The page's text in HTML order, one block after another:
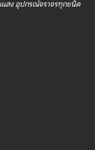
แสง อุปกรณ์จราจรทุกชนิด